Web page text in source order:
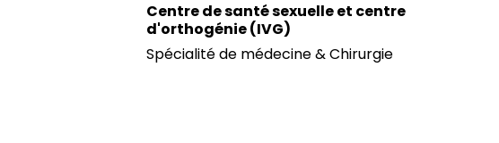
Centre de santé sexuelle et centre
d'orthogénie (IVG)
Spécialité de médecine & Chirurgie